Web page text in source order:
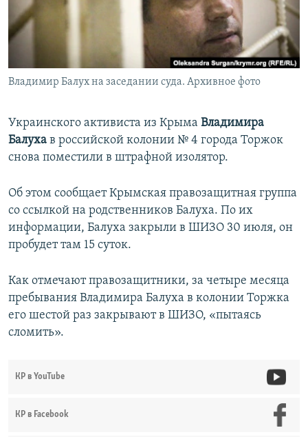
ПОБЕДИТЕЛЕЙ НЕ СУДЯТ?
УКРАИНСКАЯ ПРОБЛЕМА КРЫМА
ПРИСОЕДИНЯЙТЕСЬ!
Владимир Балух на заседании суда. Архивное фото
Украинского активиста из Крыма Владимира
Балуха в российской колонии № 4 города Торжок
снова поместили в штрафной изолятор.
Об этом сообщает Крымская правозащитная группа
со ссылкой на родственников Балуха. По их
информации, Балуха закрыли в ШИЗО 30 июля, он
пробудет там 15 суток.
Как отмечают правозащитники, за четыре месяца
пребывания Владимира Балуха в колонии Торжка
его шестой раз закрывают в ШИЗО, «пытаясь
сломить».
КР в YouTube
КР в Facebook